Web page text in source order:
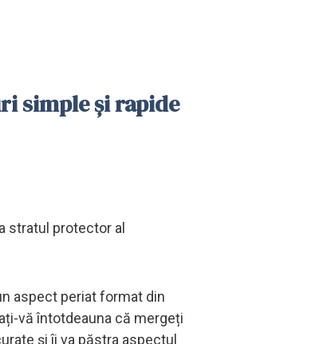
simple și rapide
stratul protector al
aspect periat format din
vă întotdeauna că mergeți
și îi va păstra aspectul